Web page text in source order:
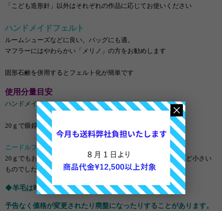
「こども造形針」以外はそれぞれの作品に応じてお使いください
ハンドメイドフェルト
ルームシューズなどに良い。バッグにも適。
マフラーにはやわらかい「メリノ」の方をお勧めします
固形石鹸を併用するとフェルト化が簡単です
使用分量目安
ハンドメイドフェルト
20ｇで眼鏡ケース程度の作品になります
ニードルフェルト
20ｇでもおよそ６０ｃｍ程度の長さになりますので、小動物など小さい
ものでしたら充分な量です
◆羊毛は時価でございます◆
予告なく価格が変更されたり廃盤になったりすることがあります。